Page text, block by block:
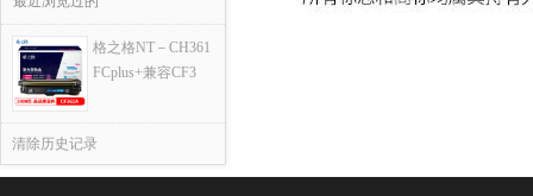
格之格NT－CH361
FCplus+兼容CF3
清除历史记录